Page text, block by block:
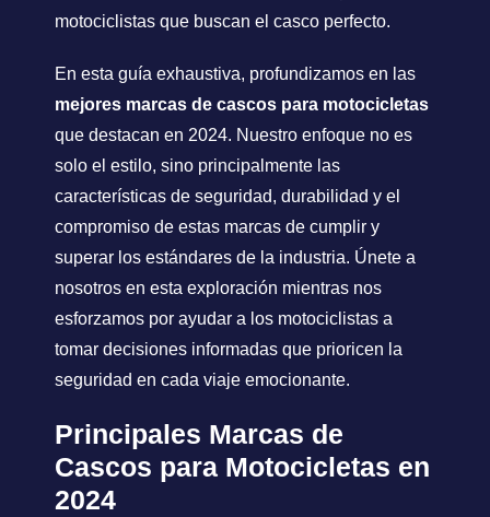
motociclistas que buscan el casco perfecto.
En esta guía exhaustiva, profundizamos en las
mejores marcas de cascos para motocicletas
que destacan en 2024. Nuestro enfoque no es
solo el estilo, sino principalmente las
características de seguridad, durabilidad y el
compromiso de estas marcas de cumplir y
superar los estándares de la industria. Únete a
nosotros en esta exploración mientras nos
esforzamos por ayudar a los motociclistas a
tomar decisiones informadas que prioricen la
seguridad en cada viaje emocionante.
Principales Marcas de
Cascos para Motocicletas en
2024